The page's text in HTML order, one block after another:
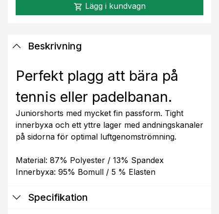
shopping_cart Lägg i kundvagn
Beskrivning
Perfekt plagg att bära på
tennis eller padelbanan.
Juniorshorts med mycket fin passform. Tight
innerbyxa och ett yttre lager med andningskanaler
på sidorna för optimal luftgenomströmning.
Material: 87% Polyester / 13% Spandex
Innerbyxa: 95% Bomull / 5 % Elasten
Specifikation